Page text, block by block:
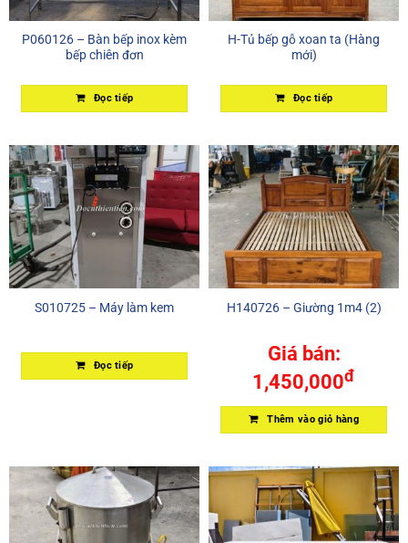
P060126 – Bàn bếp inox kèm
bếp chiên đơn
Đọc tiếp
H-Tủ bếp gỗ xoan ta (Hàng
mới)
Đọc tiếp
S010725 – Máy làm kem
Đọc tiếp
H140726 – Giường 1m4 (2)
Giá bán:
1,450,000đ
Thêm vào giỏ hàng